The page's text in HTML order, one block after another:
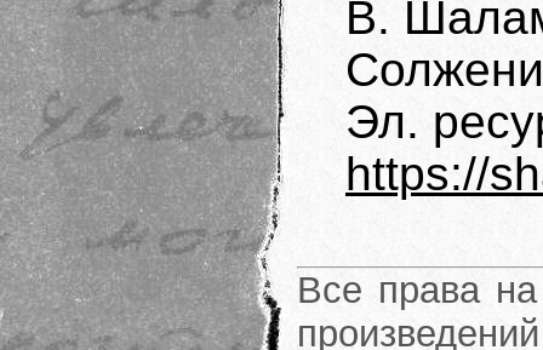
В.
Эл.
https://
Все права на